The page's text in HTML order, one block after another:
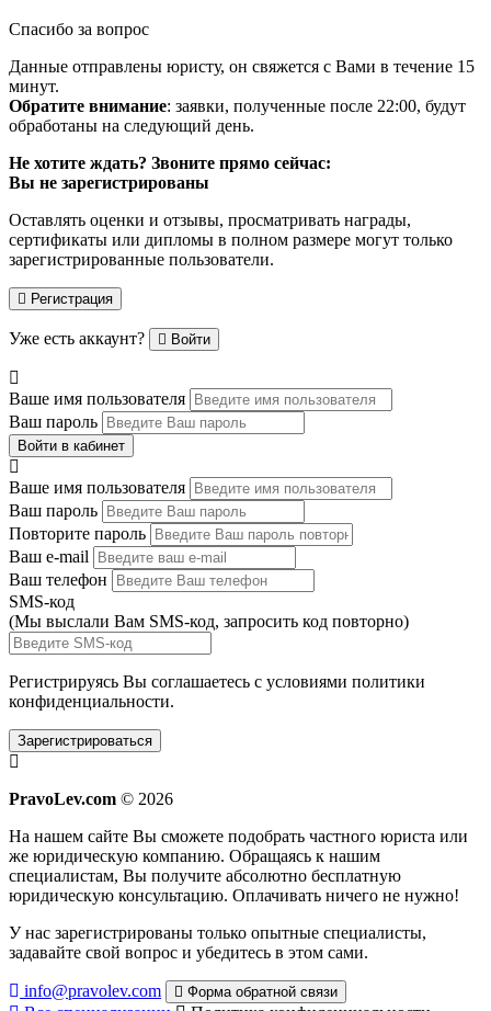
Спасибо за вопрос
Данные отправлены юристу, он свяжется с Вами в течение 15
минут.
Обратите внимание: заявки, полученные после 22:00, будут
обработаны на следующий день.
Не хотите ждать? Звоните прямо сейчас:
Вы не зарегистрированы
Оставлять оценки и отзывы, просматривать награды,
сертификаты или дипломы в полном размере могут только
зарегистрированные пользователи.
Регистрация
Уже есть аккаунт? Войти
Ваше имя пользователя
Ваш пароль
Войти в кабинет
Ваше имя пользователя
Ваш пароль
Повторите пароль
Ваш e-mail
Ваш телефон
SMS-код
(Мы выслали Вам SMS-код, запросить код повторно)
Регистрируясь Вы соглашаетесь с условиями политики
конфиденциальности.
Зарегистрироваться
PravoLev.com © 2026
На нашем сайте Вы сможете подобрать частного юриста или
же юридическую компанию. Обращаясь к нашим
специалистам, Вы получите абсолютно бесплатную
юридическую консультацию. Оплачивать ничего не нужно!
У нас зарегистрированы только опытные специалисты,
задавайте свой вопрос и убедитесь в этом сами.
info@pravolev.com Форма обратной связи